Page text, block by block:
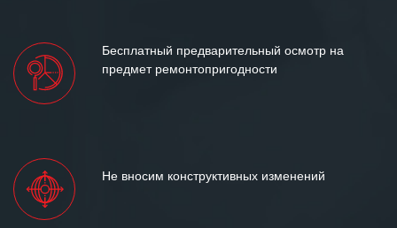
Бесплатный предварительный осмотр на
предмет ремонтопригодности
Не вносим конструктивных изменений